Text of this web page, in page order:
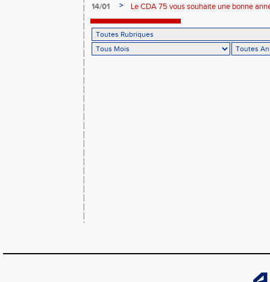
14/01
> Le CDA 75 vous souhaite une bonne